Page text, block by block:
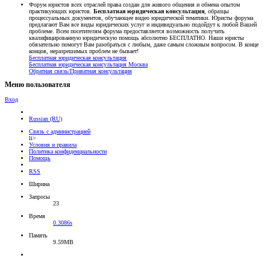
Форум юристов всех отраслей права создан для живого общения и обмена опытом
практикующих юристов. Бесплатная юридическая консультация , образцы
процессуальных документов, обучающее видео юридической тематики. Юристы форума
предлагают Вам все виды юридических услуг и индивидуально подойдут к любой Вашей
проблеме. Всем посетителям форума предоставляется возможность получить
квалифицированную юридическую помощь абсолютно БЕСПЛАТНО. Наши юристы
обязательно помогут Вам разобраться с любым, даже самым сложным вопросом. В конце
концов, неразрешимых проблем не бывает!
Бесплатная юридическая консультация
Бесплатная юридическая консультация Москва
Обратная связь/Приватная консультация
Меню пользователя
Вход
Russian (RU)
Связь с администрацией
li>
Условия и правила
Политика конфиденциальности
Помощь
RSS
Ширина
Запросы
23
Время
0.3086s
Память
9.59MB